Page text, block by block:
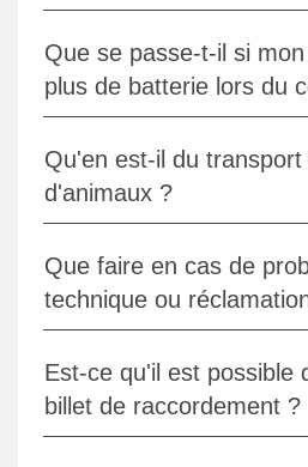
Que se passe-t-il si
plus de batterie lors du
Qu'en est-il du
d'animaux ?
Que faire en cas de
technique ou
Est-ce qu'il est possible
billet de raccordement ?